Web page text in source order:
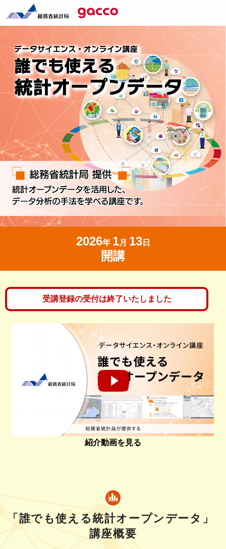
2026年 1月 13日
開講
受講登録の受付は終了いたしました
紹介動画を見る
「誰でも使える統計オープンデータ」
講座概要